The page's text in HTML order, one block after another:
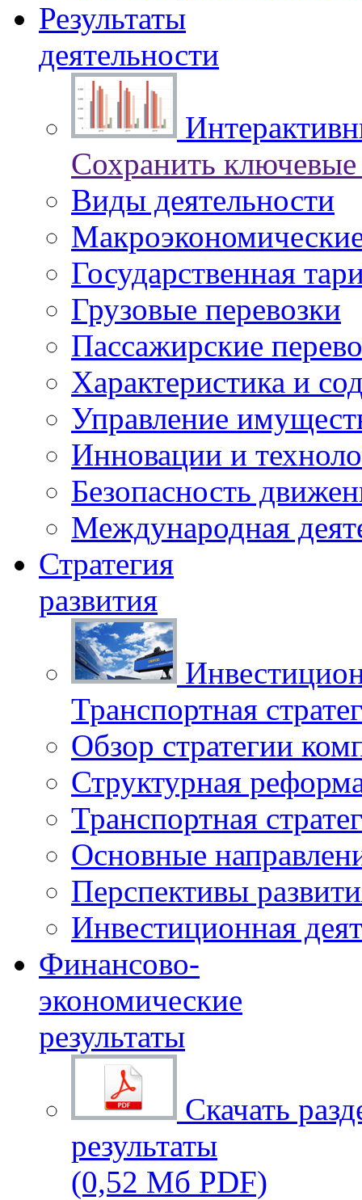
Результаты
деятельности
Сохранить ключевые
Виды деятельности
Государственная
Грузовые перевозки
Пассажирские
Характеристика и
Управление
Инновации и
Безопасность
Международная
Стратегия
развития
Транспортная
Обзор стратегии
Структурная
Транспортная
Основные
Перспективы
Инвестиционная
Финансово-
экономические
результаты
Скачать
результаты
(0,52 Мб PDF)